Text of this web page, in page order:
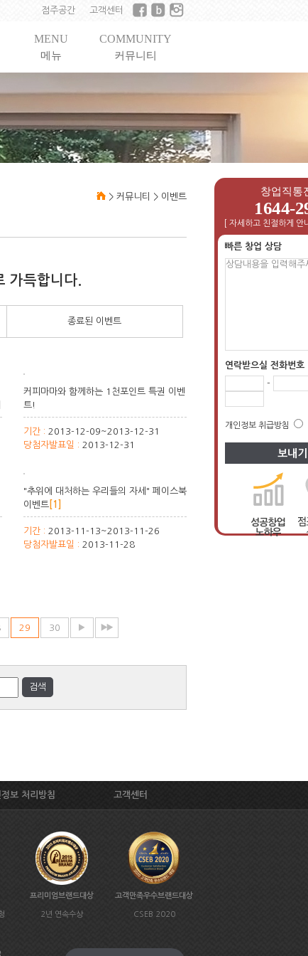
점주공간 고객센터
MENU
메뉴
COMMUNITY
커뮤니티
창업직통
1644-
[ 자세하고 친절하게
빠른 창업 상담
연락받으실 전화번호
-
개인정보 취급방침
> 커뮤니티 > 이벤트
가득합니다.
종료된 이벤트
커피마마와 함께하는 1천포인트 특권 이벤
트!
기간 : 2013-12-09~2013-12-31
당첨자발표일 : 2013-12-31
"추위에 대처하는 우리들의 자세" 페이스북
이벤트[1]
기간 : 2013-11-13~2013-11-26
당첨자발표일 : 2013-11-28
29 30
보 처리방침 고객센터
프리미엄브랜드대상
2년 연속수상
고객만족우수브랜드대상
CSEB 2020